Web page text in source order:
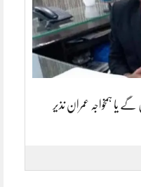
یا ہمخواجہ عمران نذیر